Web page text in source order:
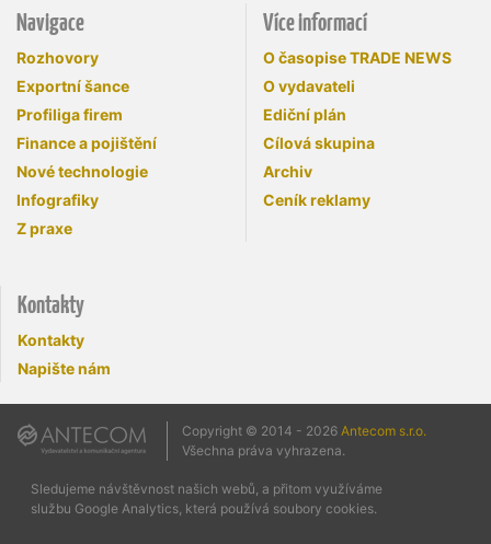
Navigace
Rozhovory
Exportní šance
Profiliga firem
Finance a pojištění
Nové technologie
Infografiky
Z praxe
Více informací
O časopise TRADE NEWS
O vydavateli
Ediční plán
Cílová skupina
Archiv
Ceník reklamy
Kontakty
Kontakty
Napište nám
Copyright © 2014 - 2026 Antecom s.r.o.
Všechna práva vyhrazena.
Sledujeme návštěvnost našich webů, a přitom využíváme
službu Google Analytics, která používá soubory cookies.